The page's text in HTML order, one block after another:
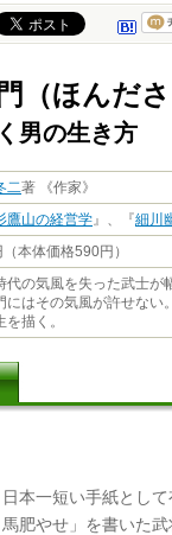
（ほんだ
男の生き方
二著 《作家》
鷹山の経営学』、『細川
本体価格590円）
代の気風を失った武士が
にはその気風が許せない
を描く。
本一短い手紙とし
やせ」を書いた武